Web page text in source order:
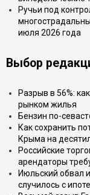
Ручьи под
июля 2026 года
Выбор
Разрыв в 56%:
рынком жилья
Бензин по-
Как сохранить
Крыма на
Российские
арендаторы
Июльский обвал
случилось с